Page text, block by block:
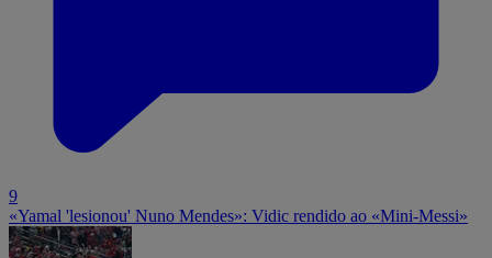
9
«Yamal 'lesionou' Nuno Mendes»: Vidic rendido ao «Mini-Messi»